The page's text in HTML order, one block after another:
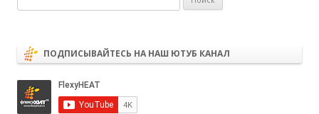
ПОДПИСЫВАЙТЕСЬ НА НАШ ЮТУБ КАНАЛ